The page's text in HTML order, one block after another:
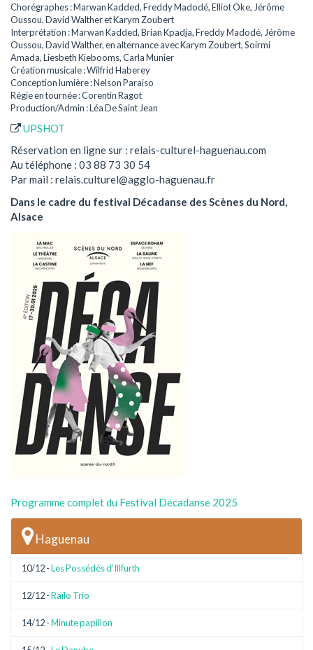
Chorégraphes : Marwan Kadded, Freddy Madodé, Elliot Oke, Jérôme
Oussou, David Walther et Karym Zoubert
Interprétation : Marwan Kadded, Brian Kpadja, Freddy Madodé, Jérôme
Oussou, David Walther, en alternance avec Karym Zoubert, Soirmi
Amada, Liesbeth Kiebooms, Carla Munier
Création musicale : Wilfrid Haberey
Conception lumière : Nelson Paraiso
Régie en tournée : Corentin Ragot
Production/Admin : Léa De Saint Jean
UPSHOT
Réservation en ligne sur : relais-culturel-haguenau.com
Au téléphone : 03 88 73 30 54
Par mail : relais.culturel@agglo-haguenau.fr
Dans le cadre du festival Décadanse des Scènes du Nord,
Alsace
Programme complet du Festival Décadanse 2025
Haguenau
10/12 -Les Possédés d’Illfurth
12/12 -Raïlo Trio
14/12 -Minute papillon